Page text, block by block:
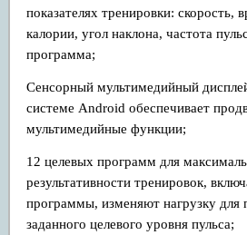
показателях тренировки: скорость,
калории, угол наклона, частота
программа;
Сенсорный мультимедийный
системе Android обеспечивает
мультимедийные функции;
12 целевых программ для
результативности тренировок,
программы, изменяют нагрузку для
заданного целевого уровня пульса;